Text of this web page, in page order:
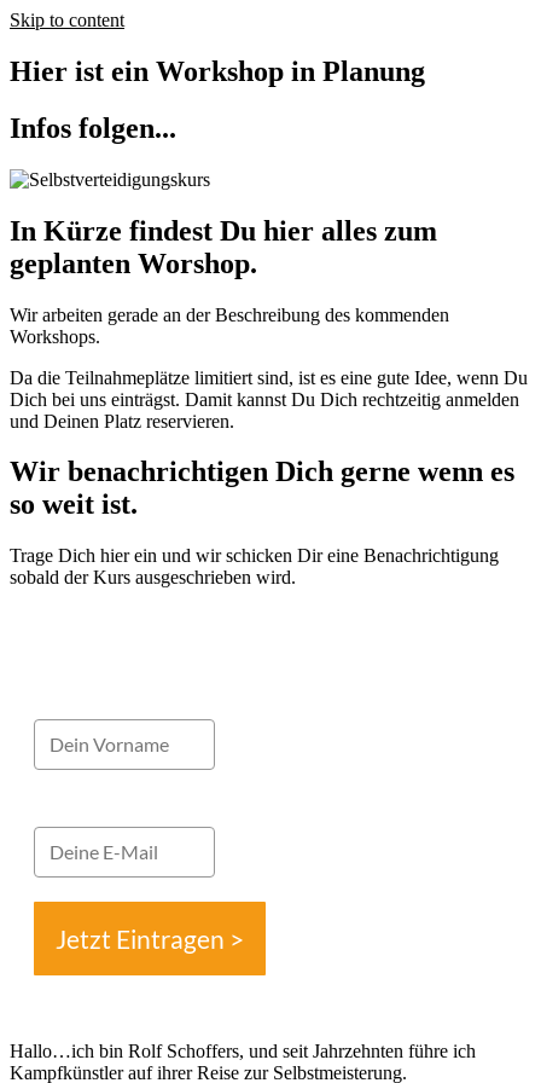
Skip to content
Hier ist ein Workshop in Planung
Infos folgen...
In Kürze findest Du hier alles zum
geplanten Worshop.
Wir arbeiten gerade an der Beschreibung des kommenden
Workshops.
Da die Teilnahmeplätze limitiert sind, ist es eine gute Idee, wenn Du
Dich bei uns einträgst. Damit kannst Du Dich rechtzeitig anmelden
und Deinen Platz reservieren.
Wir benachrichtigen Dich gerne wenn es
so weit ist.
Trage Dich hier ein und wir schicken Dir eine Benachrichtigung
sobald der Kurs ausgeschrieben wird.
Jetzt Eintragen >
Hallo…ich bin Rolf Schoffers, und seit Jahrzehnten führe ich
Kampfkünstler auf ihrer Reise zur Selbstmeisterung.